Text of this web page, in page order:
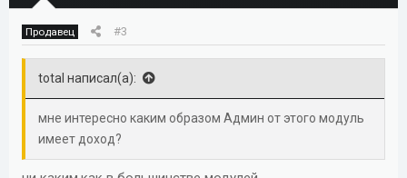
Продавец #3
total написал(а):
мне интересно каким образом Админ от этого модуль
имеет доход?